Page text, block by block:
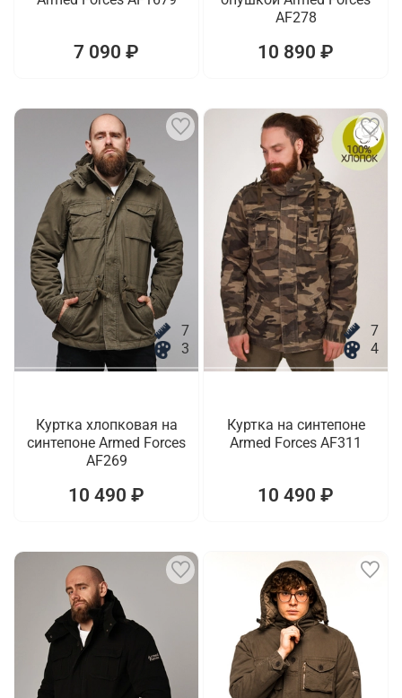
7 090 ₽
AF278
10 890 ₽
7
3
Куртка хлопковая на
синтепоне Armed Forces
AF269
10 490 ₽
7
4
Куртка на синтепоне
Armed Forces AF311
10 490 ₽